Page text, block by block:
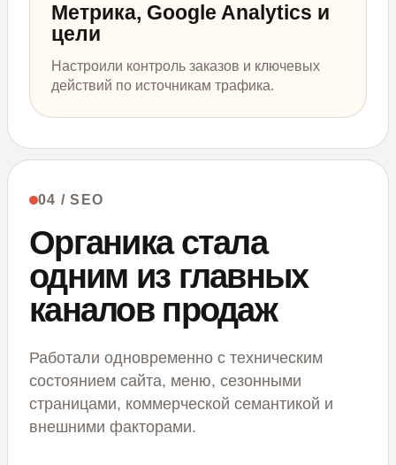
Метрика, Google Analytics и
цели
Настроили контроль заказов и ключевых
действий по источникам трафика.
04 / SEO
Органика стала
одним из главных
каналов продаж
Работали одновременно с техническим
состоянием сайта, меню, сезонными
страницами, коммерческой семантикой и
внешними факторами.